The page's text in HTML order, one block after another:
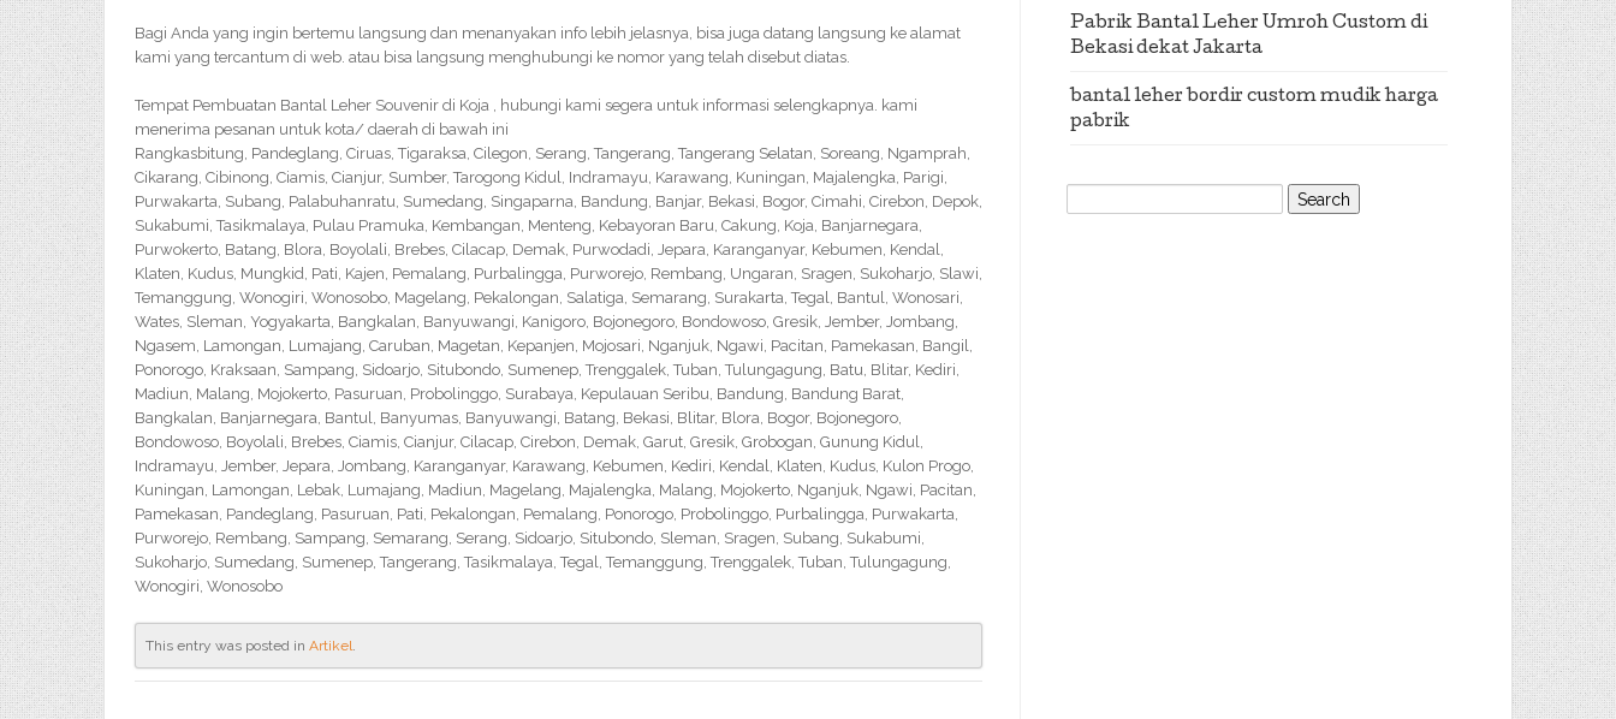
Bagi Anda yang ingin bertemu langsung dan menanyakan info lebih jelasnya, bisa juga datang langsung ke alamat
kami yang tercantum di web. atau bisa langsung menghubungi ke nomor yang telah disebut diatas.
Tempat Pembuatan Bantal Leher Souvenir di Koja , hubungi kami segera untuk informasi selengkapnya. kami
menerima pesanan untuk kota/ daerah di bawah ini
Rangkasbitung, Pandeglang, Ciruas, Tigaraksa, Cilegon, Serang, Tangerang, Tangerang Selatan, Soreang, Ngamprah,
Cikarang, Cibinong, Ciamis, Cianjur, Sumber, Tarogong Kidul, Indramayu, Karawang, Kuningan, Majalengka, Parigi,
Purwakarta, Subang, Palabuhanratu, Sumedang, Singaparna, Bandung, Banjar, Bekasi, Bogor, Cimahi, Cirebon, Depok,
Sukabumi, Tasikmalaya, Pulau Pramuka, Kembangan, Menteng, Kebayoran Baru, Cakung, Koja, Banjarnegara,
Purwokerto, Batang, Blora, Boyolali, Brebes, Cilacap, Demak, Purwodadi, Jepara, Karanganyar, Kebumen, Kendal,
Klaten, Kudus, Mungkid, Pati, Kajen, Pemalang, Purbalingga, Purworejo, Rembang, Ungaran, Sragen, Sukoharjo, Slawi,
Temanggung, Wonogiri, Wonosobo, Magelang, Pekalongan, Salatiga, Semarang, Surakarta, Tegal, Bantul, Wonosari,
Wates, Sleman, Yogyakarta, Bangkalan, Banyuwangi, Kanigoro, Bojonegoro, Bondowoso, Gresik, Jember, Jombang,
Ngasem, Lamongan, Lumajang, Caruban, Magetan, Kepanjen, Mojosari, Nganjuk, Ngawi, Pacitan, Pamekasan, Bangil,
Ponorogo, Kraksaan, Sampang, Sidoarjo, Situbondo, Sumenep, Trenggalek, Tuban, Tulungagung, Batu, Blitar, Kediri,
Madiun, Malang, Mojokerto, Pasuruan, Probolinggo, Surabaya, Kepulauan Seribu, Bandung, Bandung Barat,
Bangkalan, Banjarnegara, Bantul, Banyumas, Banyuwangi, Batang, Bekasi, Blitar, Blora, Bogor, Bojonegoro,
Bondowoso, Boyolali, Brebes, Ciamis, Cianjur, Cilacap, Cirebon, Demak, Garut, Gresik, Grobogan, Gunung Kidul,
Indramayu, Jember, Jepara, Jombang, Karanganyar, Karawang, Kebumen, Kediri, Kendal, Klaten, Kudus, Kulon Progo,
Kuningan, Lamongan, Lebak, Lumajang, Madiun, Magelang, Majalengka, Malang, Mojokerto, Nganjuk, Ngawi, Pacitan,
Pamekasan, Pandeglang, Pasuruan, Pati, Pekalongan, Pemalang, Ponorogo, Probolinggo, Purbalingga, Purwakarta,
Purworejo, Rembang, Sampang, Semarang, Serang, Sidoarjo, Situbondo, Sleman, Sragen, Subang, Sukabumi,
Sukoharjo, Sumedang, Sumenep, Tangerang, Tasikmalaya, Tegal, Temanggung, Trenggalek, Tuban, Tulungagung,
Wonogiri, Wonosobo
This entry was posted in Artikel.
Pabrik Bantal Leher Umroh Custom di
Bekasi dekat Jakarta
bantal leher bordir custom mudik harga
pabrik
Search
for: